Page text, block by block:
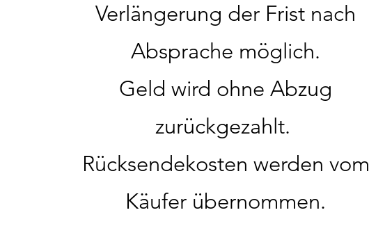
Verlängerung der Frist nach
Absprache möglich.
Geld wird ohne Abzug
zurückgezahlt.
Rücksendekosten werden vom
Käufer übernommen.